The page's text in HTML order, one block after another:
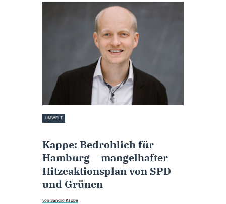
UMWELT
Kappe: Bedrohlich für
Hamburg – mangelhafter
Hitzeaktionsplan von SPD
und Grünen
von Sandro Kappe